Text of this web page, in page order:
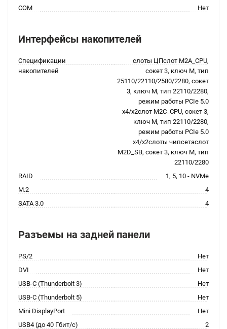
COM
Нет
Интерфейсы накопителей
Спецификации
накопителей
слоты ЦПслот M2A_CPU,
сокет 3, ключ M, тип
25110/22110/2580/2280, сокет
3, ключ M, тип 22110/2280,
режим работы PCIe 5.0
x4/x2слот M2C_CPU, сокет 3,
ключ M, тип 22110/2280,
режим работы PCIe 5.0
x4/x2слоты чипсетаслот
M2D_SB, сокет 3, ключ M, тип
22110/2280
RAID
1, 5, 10 - NVMe
M.2
4
SATA 3.0
4
Разъемы на задней панели
PS/2
Нет
DVI
Нет
USB-C (Thunderbolt 3)
Нет
USB-C (Thunderbolt 5)
Нет
Mini DisplayPort
Нет
USB4 (до 40 Гбит/с)
2